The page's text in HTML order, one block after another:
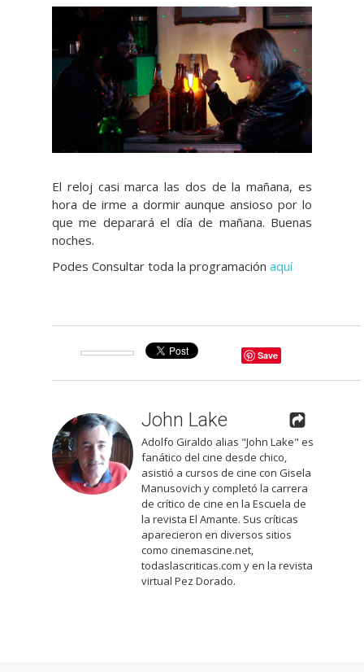
El reloj casi marca las dos de la mañana, es
hora de irme a dormir aunque ansioso por lo
que me deparará el día de mañana. Buenas
noches.
Podes Consultar toda la programación aquí
Save
John Lake
Adolfo Giraldo alias "John Lake" es
fanático del cine desde chico,
asistió a cursos de cine con Gisela
Manusovich y completó la carrera
de crítico de cine en la Escuela de
la revista El Amante. Sus críticas
aparecieron en diversos sitios
como cinemascine.net,
todaslascriticas.com y en la revista
virtual Pez Dorado.